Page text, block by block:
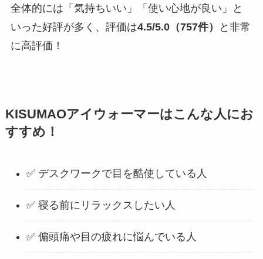
全体的には「気持ちいい」「使い心地が良い」と
いった好評が多く、評価は4.5/5.0（757件）
と非常
に高評価！
KISUMAOアイウォーマーはこんな人にお
すすめ！
✅ デスクワークで目を酷使している人
✅ 寝る前にリラックスしたい人
✅ 偏頭痛や目の疲れに悩んでいる人